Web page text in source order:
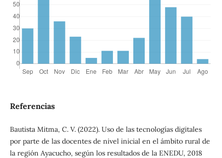
Referencias
Bautista Mitma, C. V. (2022). Uso de las tecnologías digitales
por parte de las docentes de nivel inicial en el ámbito rural de
la región Ayacucho, según los resultados de la ENEDU, 2018